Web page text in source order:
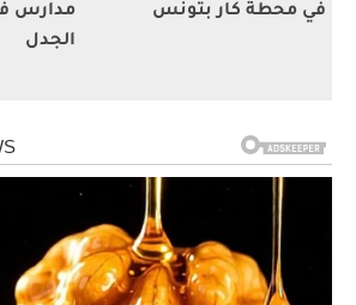
في محطة كار بتونس
مدارس
الجدل